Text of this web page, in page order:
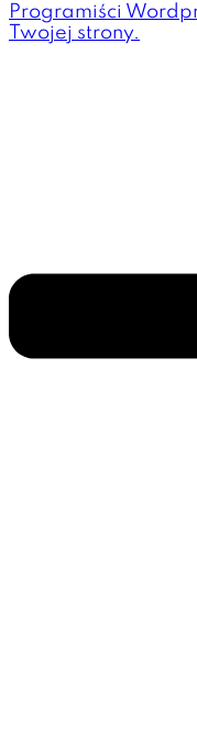
Programiści
Twojej strony.